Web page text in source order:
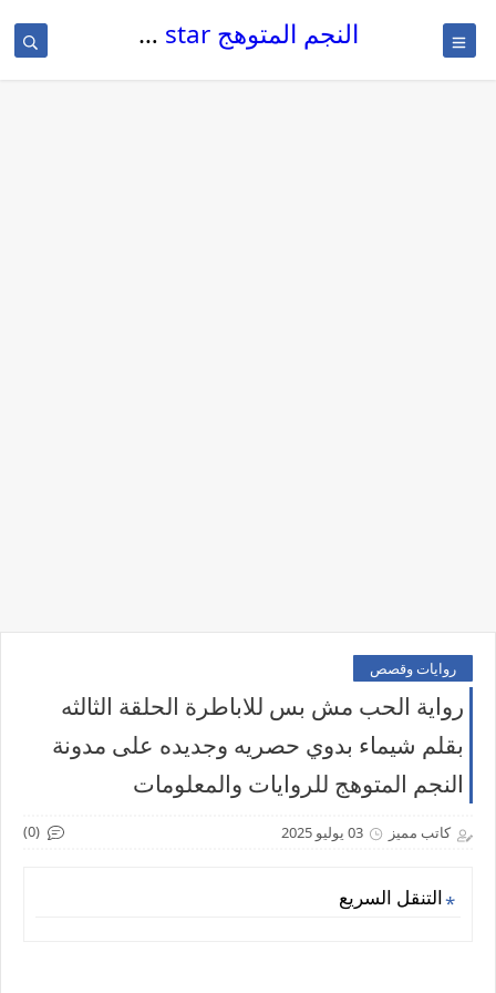
النجم المتوهج The glowing star
روايات وقصص
رواية الحب مش بس للاباطرة الحلقة الثالثه
بقلم شيماء بدوي حصريه وجديده على مدونة
النجم المتوهج للروايات والمعلومات
كاتب مميز 03 يوليو 2025 (0)
التنقل السريع